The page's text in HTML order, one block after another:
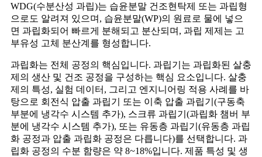
WDG(수분산성 과립)는 습윤분말 건조현탁제 또는 과립형
으로도 알려져 있으며, 습윤분말(WP)의 원료로 물에 넣으
면 과립화되어 빠르게 분해되고 분산되며, 과립 제제는 고
부유성 고체 분산계를 형성합니다.
과립화는 전체 공정의 핵심입니다. 과립기는 과립화된 살충
제의 생산 및 건조 공정을 구성하는 핵심 요소입니다. 살충
제의 특성, 실험 데이터, 그리고 엔지니어링 적용 사례를 바
탕으로 회전식 압출 과립기 또는 이축 압출 과립기(구동축
부분에 냉각수 시스템 추가), 스크류 과립기(과립화 챔버 부
분에 냉각수 시스템 추가), 또는 유동층 과립기(유동층 과립
화 공정과 압출 과립화 공정은 다릅니다)를 선택합니다. 과
립화 공정의 수분 함량은 약 8~18%입니다. 제품 특성 및 생